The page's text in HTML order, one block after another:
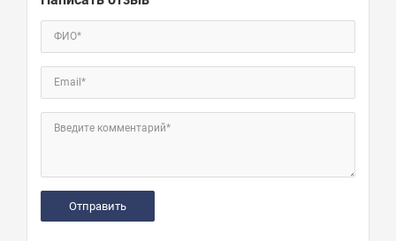
ФИО*
Email*
Введите комментарий*